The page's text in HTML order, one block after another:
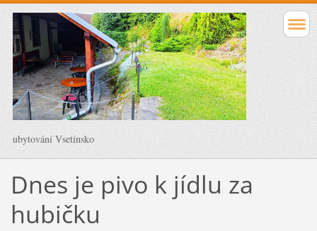
ubytování Vsetínsko
Dnes je pivo k jídlu za
hubičku